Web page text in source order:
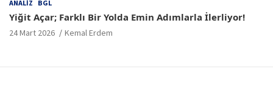
ANALIZ BGL
Yiğit Açar; Farklı Bir Yolda Emin Adımlarla İlerliyor!
24 Mart 2026 Kemal Erdem